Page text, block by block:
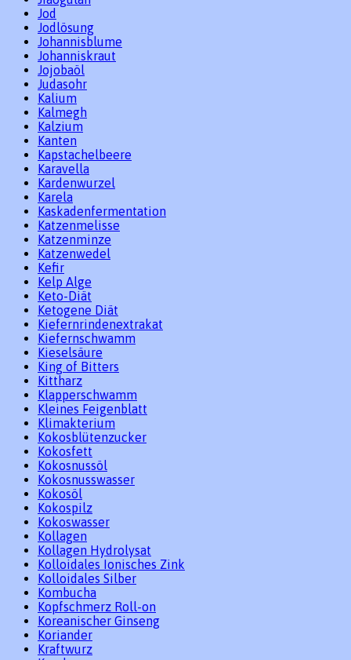
Jod
Jodlösung
Johannisblume
Johanniskraut
Jojobaöl
Judasohr
Kalium
Kalmegh
Kalzium
Kanten
Kapstachelbeere
Karavella
Kardenwurzel
Karela
Kaskadenfermentation
Katzenmelisse
Katzenminze
Katzenwedel
Kefir
Kelp Alge
Keto-Diät
Ketogene Diät
Kiefernrindenextrakat
Kiefernschwamm
Kieselsäure
King of Bitters
Kittharz
Klapperschwamm
Kleines Feigenblatt
Klimakterium
Kokosblütenzucker
Kokosfett
Kokosnussöl
Kokosnusswasser
Kokosöl
Kokospilz
Kokoswasser
Kollagen
Kollagen Hydrolysat
Kolloidales Ionisches Zink
Kolloidales Silber
Kombucha
Kopfschmerz Roll-on
Koreanischer Ginseng
Koriander
Kraftwurz